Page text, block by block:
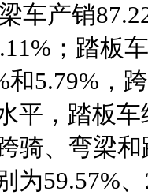
车产销
；踏板
和5.79%，
平，踏板
骑、弯梁和
为59.57%